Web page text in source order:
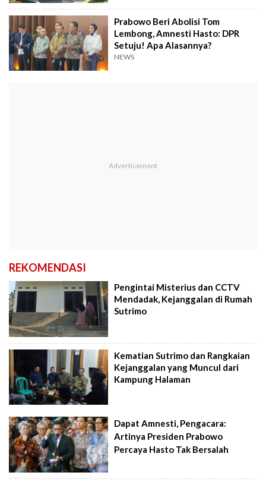
Prabowo Beri Abolisi Tom
Lembong, Amnesti Hasto: DPR
Setuju! Apa Alasannya?
NEWS
REKOMENDASI
Pengintai Misterius dan CCTV
Mendadak, Kejanggalan di Rumah
Sutrimo
Kematian Sutrimo dan Rangkaian
Kejanggalan yang Muncul dari
Kampung Halaman
Dapat Amnesti, Pengacara:
Artinya Presiden Prabowo
Percaya Hasto Tak Bersalah